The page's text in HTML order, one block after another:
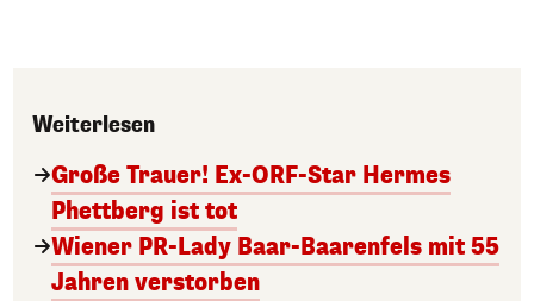
Weiterlesen
Große Trauer! Ex-ORF-Star Hermes
Phettberg ist tot
Wiener PR-Lady Baar-Baarenfels mit 55
Jahren verstorben